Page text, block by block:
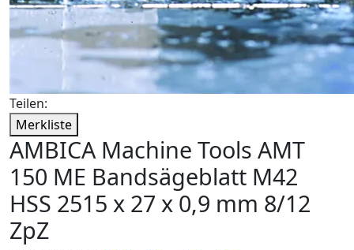
Teilen:
Merkliste
AMBICA Machine Tools AMT
150 ME Bandsägeblatt M42
HSS 2515 x 27 x 0,9 mm 8/12
ZpZ